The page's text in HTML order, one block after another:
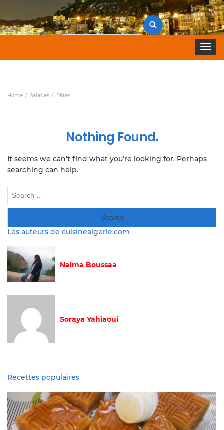
Search
for:
Toggle
Home Salades Pâtes
Nothing Found.
It seems we can’t find what you’re looking for. Perhaps
searching can help.
Search
Les auteurs de cuisinealgerie.com
Naima Boussaa
Soraya Yahiaoui
Recettes populaires